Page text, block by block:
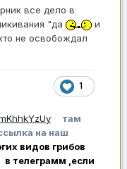
все дело в
"да
и
не освобождал
1
там
на наш
видов грибов
в телеграмм ,если